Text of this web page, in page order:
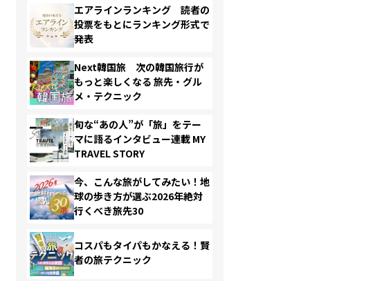
エアラインランキング 読者の
投票をもとにランキング形式で
発表
Next韓国旅 次の韓国旅行が
もっと楽しくなる 旅先・グル
メ・テクニック
旬な“あの人”が「旅」をテー
マに語るインタビュー連載 MY
TRAVEL STORY
今、こんな旅がしてみたい！地
球の歩き方が選ぶ2026年絶対
行くべき旅先30
コスパもタイパもかなえる！賢
者の旅テクニック